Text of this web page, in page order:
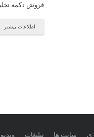
فروش دکمه تخلیه
اطلاعات بیشتر
سایت ها تبلیغات ویدیو